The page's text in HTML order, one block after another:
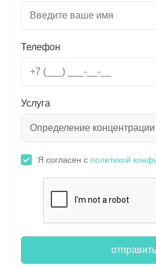
Телефон
Услуга
Я согласен с политикой
отправить